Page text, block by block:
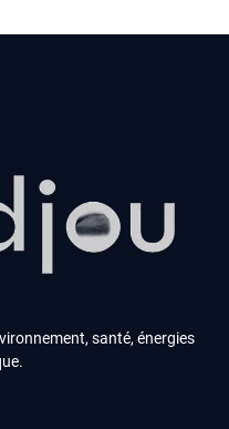
santé, énergies